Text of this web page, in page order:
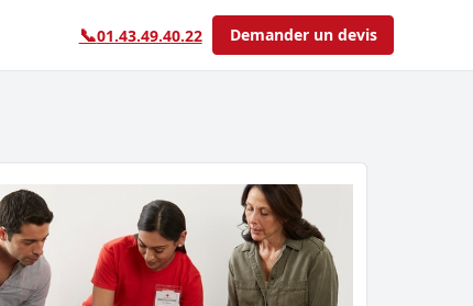
📞01.43.49.40.22 Demander un devis